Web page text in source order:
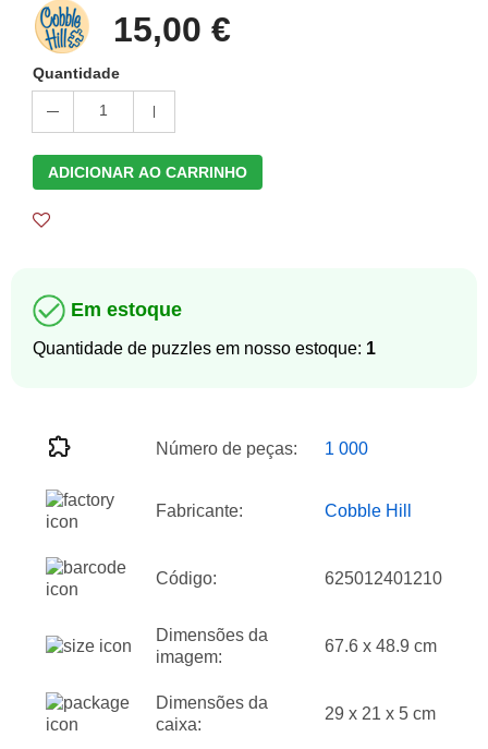
15,00 €
Quantidade
1
ADICIONAR AO CARRINHO
Em estoque
Quantidade de puzzles em nosso estoque: 1
Número de peças: 1 000
Fabricante: Cobble Hill
Código: 625012401210
Dimensões da
imagem:
67.6 x 48.9 cm
Dimensões da
caixa:
29 x 21 x 5 cm